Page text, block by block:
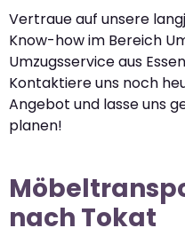
Vertraue auf unsere
Know-how im Bereich
Umzugsservice aus
Kontaktiere uns noch
Angebot und lasse uns
planen!
nach Tokat